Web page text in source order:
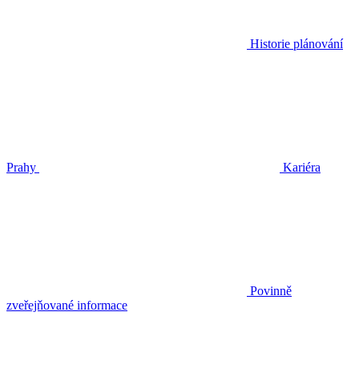
Historie plánování
Prahy Kariéra
Povinně
zveřejňované informace